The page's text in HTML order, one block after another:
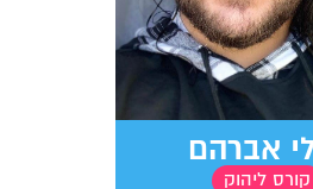
אברהם
קורס ליהוק